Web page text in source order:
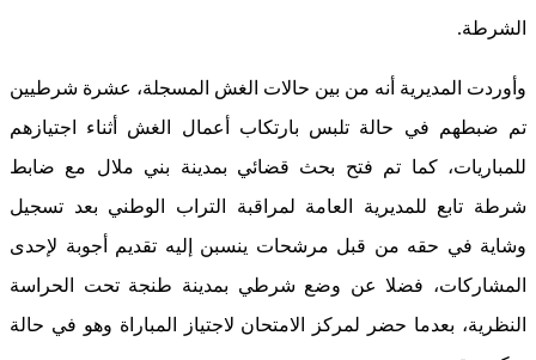
الشرطة.
وأوردت المديرية أنه من بين حالات الغش المسجلة، عشرة شرطيين
تم ضبطهم في حالة تلبس بارتكاب أعمال الغش أثناء اجتيازهم
للمباريات، كما تم فتح بحث قضائي بمدينة بني ملال مع ضابط
شرطة تابع للمديرية العامة لمراقبة التراب الوطني بعد تسجيل
وشاية في حقه من قبل مرشحات ينسبن إليه تقديم أجوبة لإحدى
المشاركات، فضلا عن وضع شرطي بمدينة طنجة تحت الحراسة
النظرية، بعدما حضر لمركز الامتحان لاجتياز المباراة وهو في حالة